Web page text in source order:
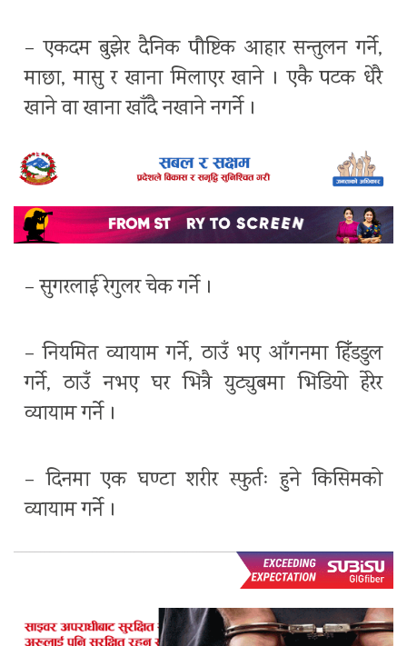
– एकदम बुझेर दैनिक पौष्टिक आहार सन्तुलन गर्ने,
माछा, मासु र खाना मिलाएर खाने । एकै पटक धेरै
खाने वा खाना खाँदै नखाने नगर्ने ।
– सुगरलाई रेगुलर चेक गर्ने ।
– नियमित व्यायाम गर्ने, ठाउँ भए आँगनमा हिँडडुल
गर्ने, ठाउँ नभए घर भित्रै युट्युबमा भिडियो हेरेर
व्यायाम गर्ने ।
– दिनमा एक घण्टा शरीर स्फुर्तः हुने किसिमको
व्यायाम गर्ने ।